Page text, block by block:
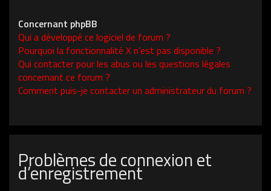
Concernant phpBB
Qui a développé ce logiciel de forum ?
Pourquoi la fonctionnalité X n’est pas disponible ?
Qui contacter pour les abus ou les questions légales
concernant ce forum ?
Comment puis-je contacter un administrateur du forum ?
Problèmes de connexion et
d’enregistrement